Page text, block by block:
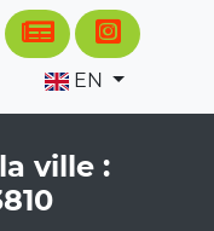
EN
ville :